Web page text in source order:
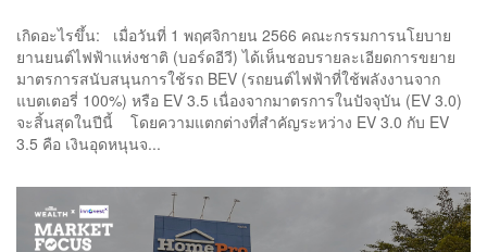
เกิดอะไรขึ้น: เมื่อวันที่ 1 พฤศจิกายน 2566 คณะกรรมการนโยบาย
ยานยนต์ไฟฟ้าแห่งชาติ (บอร์ดอีวี) ได้เห็นชอบรายละเอียดการขยาย
มาตรการสนับสนุนการใช้รถ BEV (รถยนต์ไฟฟ้าที่ใช้พลังงานจาก
แบตเตอรี่ 100%) หรือ EV 3.5 เนื่องจากมาตรการในปัจจุบัน (EV 3.0)
จะสิ้นสุดในปีนี้ โดยความแตกต่างที่สำคัญระหว่าง EV 3.0 กับ EV
3.5 คือ เงินอุดหนุนจ...